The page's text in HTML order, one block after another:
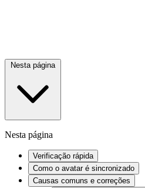
Nesta página
Nesta página
Verificação rápida
Como o avatar é sincronizado
Causas comuns e correções